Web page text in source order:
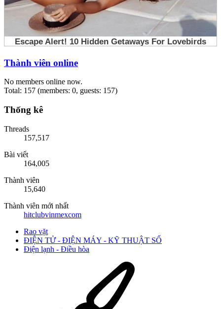
Thành viên online
No members online now.
Total: 157 (members: 0, guests: 157)
Thống kê
Threads
157,517
Bài viết
164,005
Thành viên
15,640
Thành viên mới nhất
hitclubvinmexcom
Rao vặt
ĐIỆN TỬ - ĐIỆN MÁY - KỸ THUẬT SỐ
Điện lạnh - Điều hòa